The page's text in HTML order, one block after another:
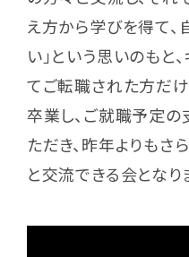
え方から学びを得て
い」という思いのもと
てご転職された方だ
卒業し、ご就職予定
ただき、昨年よりもさ
と交流できる会となり
取材のご